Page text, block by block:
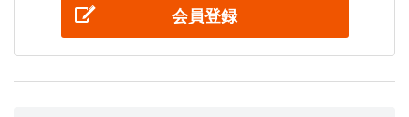
会員登録